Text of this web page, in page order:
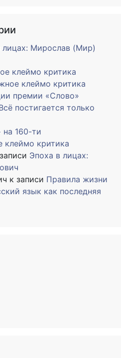
лицах: Мирослав (Мир)
клеймо критика
клеймо критика
премии «Слово»
постигается только
на 160-ти
клеймо критика
Эпоха в лицах:
к записи Правила жизни
язык как последняя